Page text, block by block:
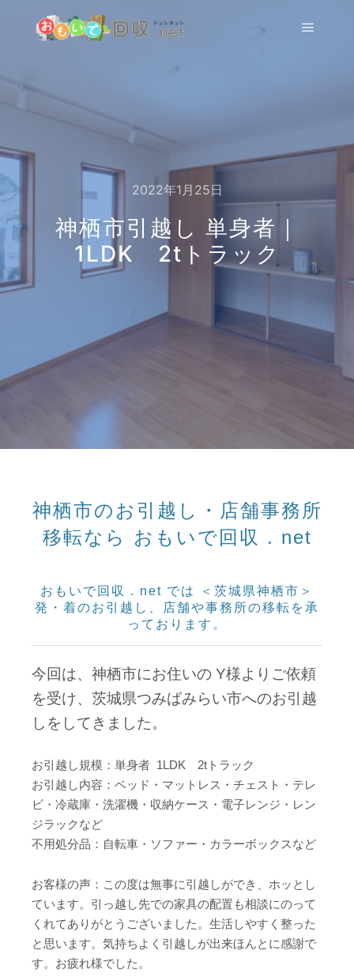
2022年1月25日
神栖市引越し 単身者｜
1LDK 2tトラック
神栖市のお引越し・店舗事務所
移転なら おもいで回収 . net
おもいで回収 . net では ＜茨城県神栖市＞
発・着のお引越し、店舗や事務所の移転を承
っております。
今回は、神栖市にお住いの Y様よりご依頼
を受け、茨城県つみばみらい市へのお引越
しをしてきました。
お引越し規模：単身者 1LDK 2tトラック
お引越し内容：ベッド・マットレス・チェスト・テレ
ビ・冷蔵庫・洗濯機・収納ケース・電子レンジ・レン
ジラックなど
不用処分品：自転車・ソファー・カラーボックスなど
お客様の声：この度は無事に引越しができ、ホッとし
ています。引っ越し先での家具の配置も相談にのって
くれてありがとうございました。生活しやすく整った
と思います。気持ちよく引越しが出来ほんとに感謝で
す。お疲れ様でした。